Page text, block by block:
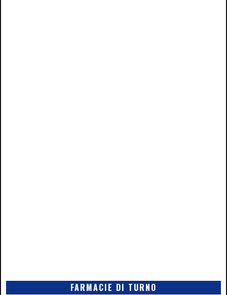
FARMACIE DI TURNO